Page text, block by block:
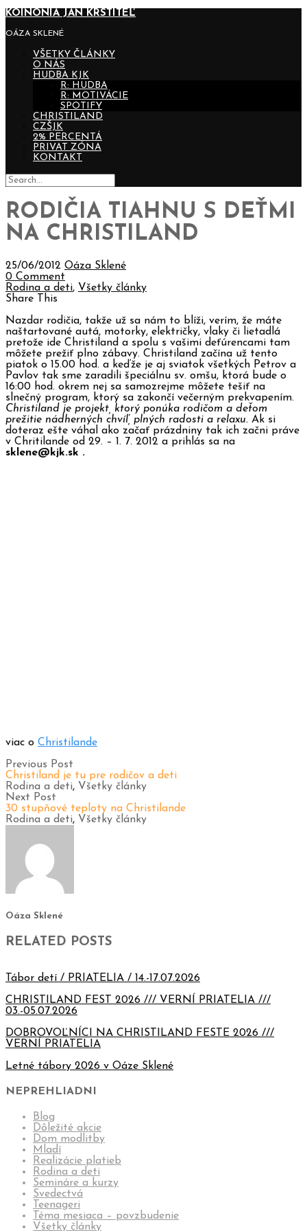
KOINONIA JÁN KRSTITEĽ
OÁZA SKLENÉ
VŠETKY ČLÁNKY
O NÁS
HUDBA KJK
R: HUDBA
R: MOTIVÁCIE
SPOTIFY
CHRISTILAND
CZŠJK
2% PERCENTÁ
PRIVAT ZÓNA
KONTAKT
RODIČIA TIAHNU S DEŤMI
NA CHRISTILAND
25/06/2012 Oáza Sklené
0 Comment
Rodina a deti, Všetky články
Share This
Nazdar rodičia, takže už sa nám to blíži, verím, že máte
naštartované autá, motorky, električky, vlaky či lietadlá
pretože ide Christiland a spolu s vašimi deťúrencami tam
môžete prežiť plno zábavy. Christiland začína už tento
piatok o 15.00 hod. a keďže je aj sviatok všetkých Petrov a
Pavlov tak sme zaradili špeciálnu sv. omšu, ktorá bude o
16:00 hod. okrem nej sa samozrejme môžete tešiť na
slnečný program, ktorý sa zakončí večerným prekvapením.
Christiland je projekt, ktorý ponúka rodičom a deťom
prežitie nádherných chvíľ, plných radosti a relaxu. Ak si
doteraz ešte váhal ako začať prázdniny tak ich začni práve
v Chritilande od 29. – 1. 7. 2012 a prihlás sa na
sklene@kjk.sk .
viac o Christilande
Previous Post
Christiland je tu pre rodičov a deti
Rodina a deti, Všetky články
Next Post
30 stupňové teploty na Christilande
Rodina a deti, Všetky články
Oáza Sklené
RELATED POSTS
Tábor detí / PRIATELIA / 14.-17.07.2026
CHRISTILAND FEST 2026 /// VERNÍ PRIATELIA ///
03.-05.07.2026
DOBROVOĽNÍCI NA CHRISTILAND FESTE 2026 ///
VERNÍ PRIATELIA
Letné tábory 2026 v Oáze Sklené
NEPREHLIADNI
Blog
Dôležité akcie
Dom modlitby
Mladí
Realizácie platieb
Rodina a deti
Semináre a kurzy
Svedectvá
Teenageri
Téma mesiaca – povzbudenie
Všetky články